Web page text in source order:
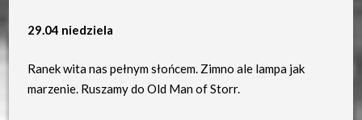
29.04 niedziela
Ranek wita nas pełnym słońcem. Zimno ale lampa jak
marzenie. Ruszamy do Old Man of Storr.